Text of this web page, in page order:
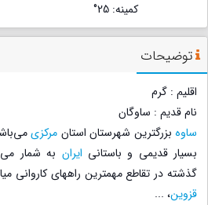
کمینه: 25°
توضیحات
اقلیم : گرم
نام قدیم : ساوگان
ساوه بزرگترین شهرستان استان مرکزی
بسیار قدیمی و باستانی ایران به شمار
گذشته در تقاطع مهمترین راههای کاروانی
قزوین، ...